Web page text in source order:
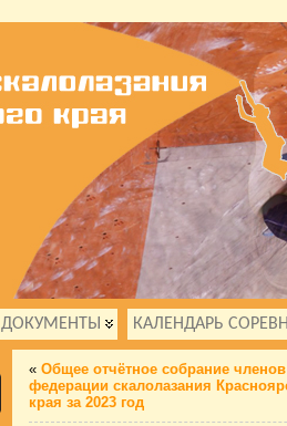
ДОКУМЕНТЫ КАЛЕНДАРЬ
« Общее отчётное собрание членов
федерации скалолазания
края за 2023 год